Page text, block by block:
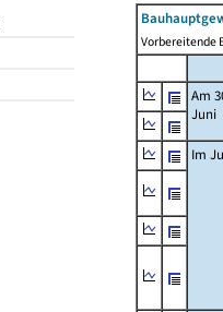
Vorbereitende
Am
Juni
Im